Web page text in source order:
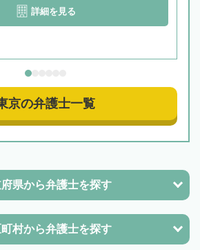
詳細を見る
京の弁護士一覧
県から弁護士を探す
村から弁護士を探す